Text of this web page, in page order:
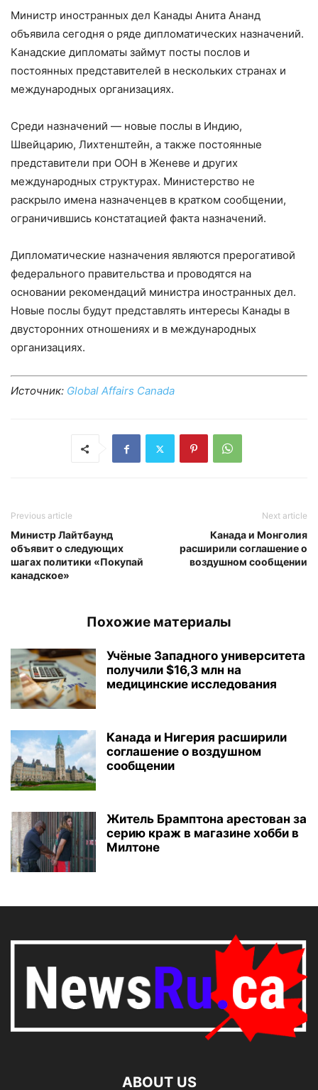
Министр иностранных дел Канады Анита Ананд
объявила сегодня о ряде дипломатических назначений.
Канадские дипломаты займут посты послов и
постоянных представителей в нескольких странах и
международных организациях.
Среди назначений — новые послы в Индию,
Швейцарию, Лихтенштейн, а также постоянные
представители при ООН в Женеве и других
международных структурах. Министерство не
раскрыло имена назначенцев в кратком сообщении,
ограничившись констатацией факта назначений.
Дипломатические назначения являются прерогативой
федерального правительства и проводятся на
основании рекомендаций министра иностранных дел.
Новые послы будут представлять интересы Канады в
двусторонних отношениях и в международных
организациях.
Источник: Global Affairs Canada
Previous article
Министр Лайтбаунд
объявит о следующих
шагах политики «Покупай
канадское»
Next article
Канада и Монголия
расширили соглашение о
воздушном сообщении
Похожие материалы
Учёные Западного университета
получили $16,3 млн на
медицинские исследования
Канада и Нигерия расширили
соглашение о воздушном
сообщении
Житель Брамптона арестован за
серию краж в магазине хобби в
Милтоне
ABOUT US